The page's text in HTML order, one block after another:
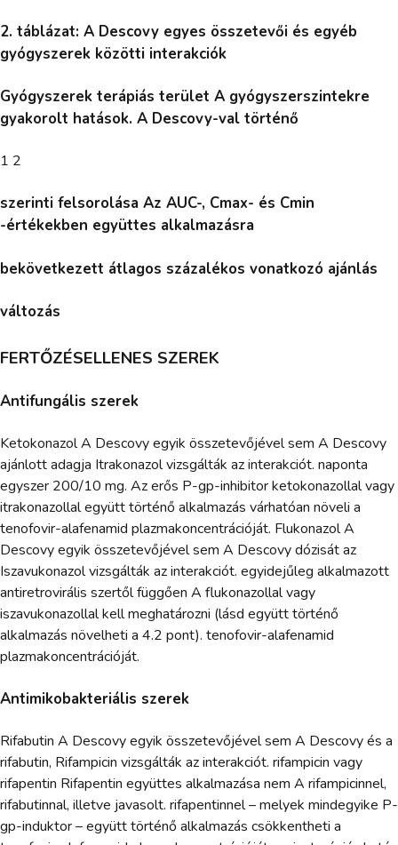
2. táblázat: A Descovy egyes összetevői és egyéb
gyógyszerek közötti interakciók
Gyógyszerek terápiás terület A gyógyszerszintekre
gyakorolt hatások. A Descovy-val történő
1 2
szerinti felsorolása Az AUC-, Cmax- és Cmin
-értékekben együttes alkalmazásra
bekövetkezett átlagos százalékos vonatkozó ajánlás
változás
FERTŐZÉSELLENES SZEREK
Antifungális szerek
Ketokonazol A Descovy egyik összetevőjével sem A Descovy
ajánlott adagja Itrakonazol vizsgálták az interakciót. naponta
egyszer 200/10 mg. Az erős P-gp-inhibitor ketokonazollal vagy
itrakonazollal együtt történő alkalmazás várhatóan növeli a
tenofovir-alafenamid plazmakoncentrációját. Flukonazol A
Descovy egyik összetevőjével sem A Descovy dózisát az
Iszavukonazol vizsgálták az interakciót. egyidejűleg alkalmazott
antiretrovirális szertől függően A flukonazollal vagy
iszavukonazollal kell meghatározni (lásd együtt történő
alkalmazás növelheti a 4.2 pont). tenofovir-alafenamid
plazmakoncentrációját.
Antimikobakteriális szerek
Rifabutin A Descovy egyik összetevőjével sem A Descovy és a
rifabutin, Rifampicin vizsgálták az interakciót. rifampicin vagy
rifapentin Rifapentin együttes alkalmazása nem A rifampicinnel,
rifabutinnal, illetve javasolt. rifapentinnel – melyek mindegyike P-
gp-induktor – együtt történő alkalmazás csökkentheti a